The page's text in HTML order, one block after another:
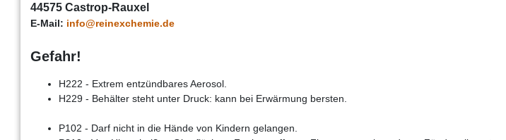
44575 Castrop-Rauxel
E-Mail: info@reinexchemie.de
Gefahr!
H222 - Extrem entzündbares Aerosol.
H229 - Behälter steht unter Druck: kann bei Erwärmung bersten.
P102 - Darf nicht in die Hände von Kindern gelangen.